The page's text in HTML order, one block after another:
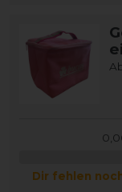
Dir fehlen